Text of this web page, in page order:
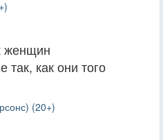
женщин
как они того
(20+)